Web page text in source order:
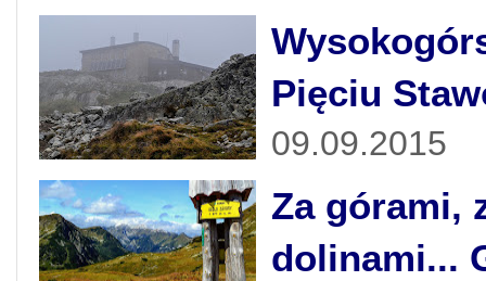
Pięciu
09.09.2015
Za górami,
dolinami...